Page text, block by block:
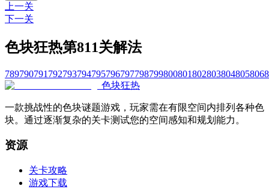
上一关
下一关
色块狂热第811关解法
789790791 792793794795796797798799800801802803804805806
色块狂热
一款挑战性的色块谜题游戏，玩家需在有限空间内排列各种色
块。通过逐渐复杂的关卡测试您的空间感知和规划能力。
资源
关卡攻略
游戏下载